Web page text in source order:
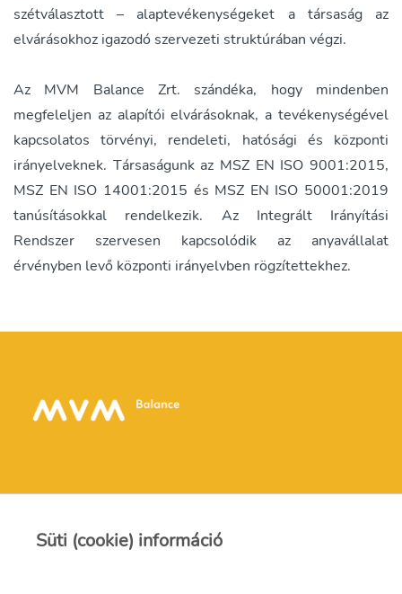
szétválasztott – alaptevékenységeket a társaság az
elvárásokhoz igazodó szervezeti struktúrában végzi.
Az MVM Balance Zrt. szándéka, hogy mindenben
megfeleljen az alapítói elvárásoknak, a tevékenységével
kapcsolatos törvényi, rendeleti, hatósági és központi
irányelveknek. Társaságunk az MSZ EN ISO 9001:2015,
MSZ EN ISO 14001:2015 és MSZ EN ISO 50001:2019
tanúsításokkal rendelkezik. Az Integrált Irányítási
Rendszer szervesen kapcsolódik az anyavállalat
érvényben levő központi irányelvben rögzítettekhez.
Kapcsolat
Süti (cookie) információ